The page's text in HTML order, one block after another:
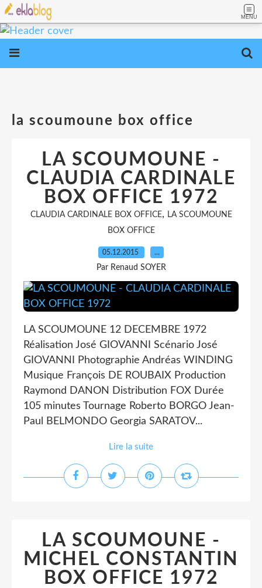
MENU
la scoumoune box office
LA SCOUMOUNE -
CLAUDIA CARDINALE
BOX OFFICE 1972
CLAUDIA CARDINALE BOX OFFICE, LA SCOUMOUNE
BOX OFFICE
05.12.2015 …
Par Renaud SOYER
LA SCOUMOUNE 12 DECEMBRE 1972
Réalisation José GIOVANNI Scénario José
GIOVANNI Photographie Andréas WINDING
Musique François DE ROUBAIX Production
Raymond DANON Distribution FOX Durée
105 minutes Tournage Roberto BORGO Jean-
Paul BELMONDO Georgia SARATOV...
Lire la suite
LA SCOUMOUNE -
MICHEL CONSTANTIN
BOX OFFICE 1972